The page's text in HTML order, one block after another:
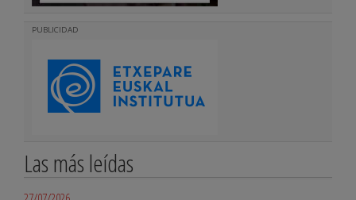
PUBLICIDAD
Las más leídas